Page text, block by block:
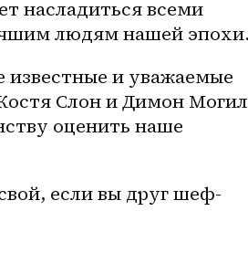
насладиться всеми
людям нашей эпохи.
известные и уважаемые
Слон и Димон
оценить наше
если вы друг шеф-